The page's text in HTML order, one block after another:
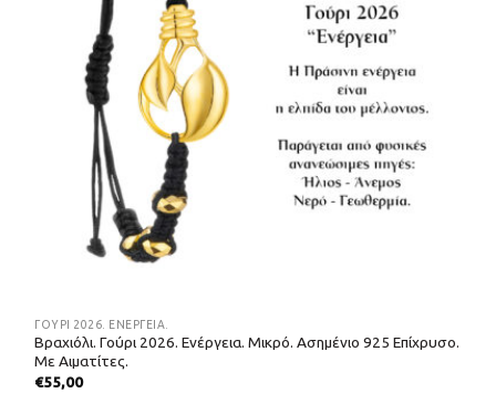
ΓΟΎΡΙ 2026. ΕΝΈΡΓΕΙΑ.
Βραχιόλι. Γούρι 2026. Ενέργεια. Μικρό. Ασημένιο 925 Επίχρυσο.
Με Αιματίτες.
€55,00